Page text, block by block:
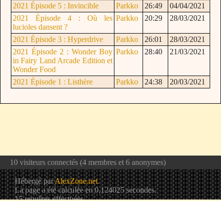
2021 Épisode 5 : Invincible Parkko 26:49
04/04/2021
2021 Épisode 4 : Où les
lucioles dansent ?
Parkko 20:29 28/03/2021
2021 Épisode 3 : Hyperdrive Parkko 26:01
28/03/2021
2021 Épisode 2 : Wonder Boy
in Fairy Land Arcade Edition et
Wonder Food
Parkko 28:40 21/03/2021
2021 Épisode 1 : Listhère Parkko 24:38 20/03/2021
10 visiteurs connectés (4 membres et 6 anonymes)
Hébergé parAlexZone.net.
La page a été calculée en 0,124025 secondes.
15 requêtes effectuées.